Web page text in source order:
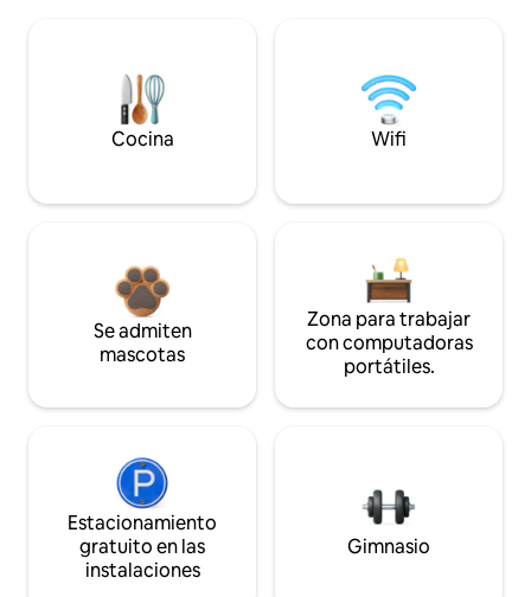
Cocina Wifi
Se admiten
mascotas
Zona para trabajar
con computadoras
portátiles.
Estacionamiento
gratuito en las
instalaciones
Gimnasio